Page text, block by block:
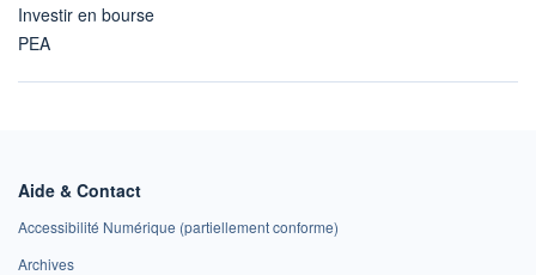
Investir en bourse
PEA
Aide & Contact
Accessibilité Numérique (partiellement conforme)
Archives